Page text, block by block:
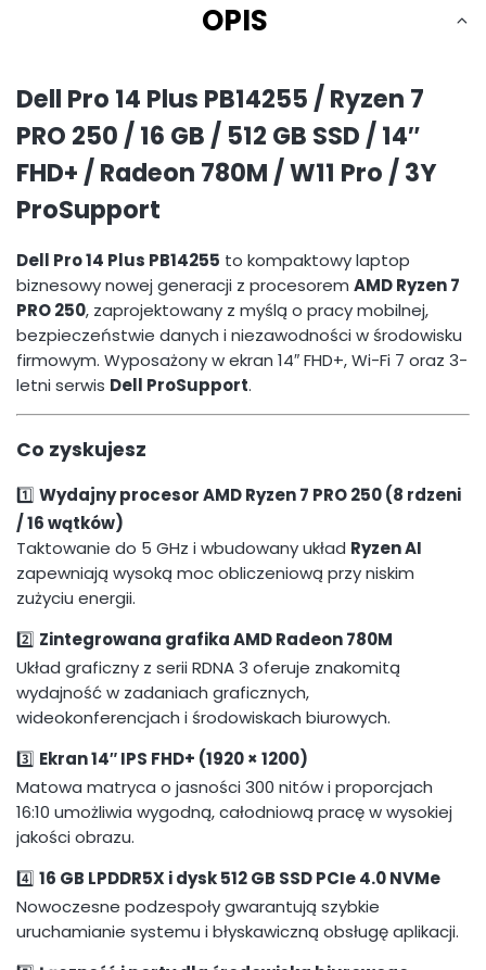
OPIS
Dell Pro 14 Plus PB14255 / Ryzen 7
PRO 250 / 16 GB / 512 GB SSD / 14″
FHD+ / Radeon 780M / W11 Pro / 3Y
ProSupport
Dell Pro 14 Plus PB14255 to kompaktowy laptop
biznesowy nowej generacji z procesorem AMD Ryzen 7
PRO 250, zaprojektowany z myślą o pracy mobilnej,
bezpieczeństwie danych i niezawodności w środowisku
firmowym. Wyposażony w ekran 14″ FHD+, Wi-Fi 7 oraz 3-
letni serwis Dell ProSupport.
Co zyskujesz
1️⃣ Wydajny procesor AMD Ryzen 7 PRO 250 (8 rdzeni
/ 16 wątków)
Taktowanie do 5 GHz i wbudowany układ Ryzen AI
zapewniają wysoką moc obliczeniową przy niskim
zużyciu energii.
2️⃣ Zintegrowana grafika AMD Radeon 780M
Układ graficzny z serii RDNA 3 oferuje znakomitą
wydajność w zadaniach graficznych,
wideokonferencjach i środowiskach biurowych.
3️⃣ Ekran 14″ IPS FHD+ (1920 × 1200)
Matowa matryca o jasności 300 nitów i proporcjach
16:10 umożliwia wygodną, całodniową pracę w wysokiej
jakości obrazu.
4️⃣ 16 GB LPDDR5X i dysk 512 GB SSD PCIe 4.0 NVMe
Nowoczesne podzespoły gwarantują szybkie
uruchamianie systemu i błyskawiczną obsługę aplikacji.